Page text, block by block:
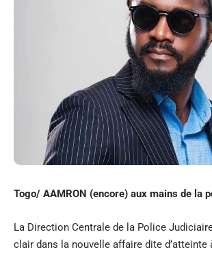
Togo/ AAMRON (encore) aux mains de la
La Direction Centrale de la Police
clair dans la nouvelle affaire dite d’atteinte